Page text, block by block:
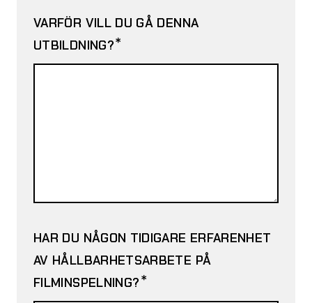
VARFÖR VILL DU GÅ DENNA
UTBILDNING?*
HAR DU NÅGON TIDIGARE ERFARENHET
AV HÅLLBARHETSARBETE PÅ
FILMINSPELNING?*